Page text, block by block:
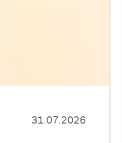
31.07.2026